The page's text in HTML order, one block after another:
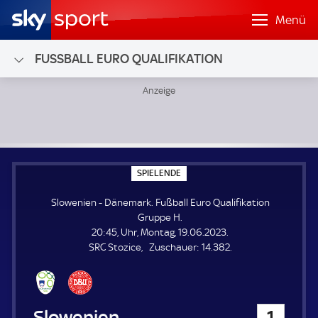
Menü
FUSSBALL EURO QUALIFIKATION
SPIELENDE
P
E
E
N
E
Slowenien - Dänemark. Fußball Euro Qualifikation
Gruppe H.
20:45, Uhr, Montag, 19.06.2023.
SRC Stozice
Zuschauer: Z
14.382.